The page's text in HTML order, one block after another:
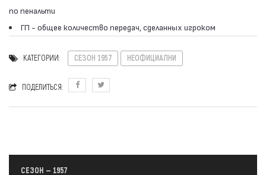
по пенальти
ГП - общее количество передач, сделанных игроком
КАТЕГОРИИ: СЕЗОН 1957 НЕОФИЦИАЛНИ
ПОДЕЛИТЬСЯ:
СЕЗОН — 1957